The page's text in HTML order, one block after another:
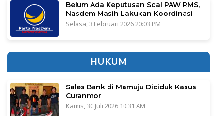
Belum Ada Keputusan Soal PAW RMS,
Nasdem Masih Lakukan Koordinasi
Selasa, 3 Februari 2026 20:03 PM
HUKUM
Sales Bank di Mamuju Diciduk Kasus
Curanmor
Kamis, 30 Juli 2026 10:31 AM